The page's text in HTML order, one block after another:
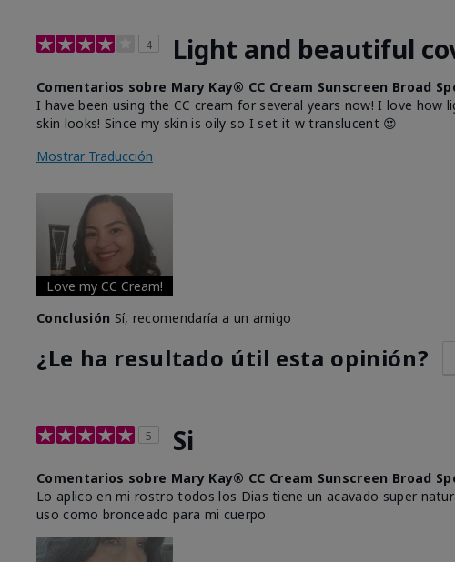
4 Light and beautiful
Comentarios sobre Mary Kay® CC Cream Sunscreen Broad
I have been using the CC cream for several years now! I love
skin looks! Since my skin is oily so I set it w translucent 😍
Mostrar Traducción
Love my CC Cream!
Conclusión Sí, recomendaría a un amigo
¿Le ha resultado útil esta opinión?
5 Si
Comentarios sobre Mary Kay® CC Cream Sunscreen Broad
Lo aplico en mi rostro todos los Dias tiene un acavado super
uso como bronceado para mi cuerpo